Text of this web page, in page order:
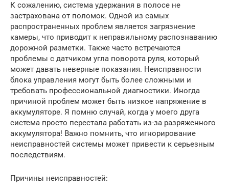
К сожалению, система удержания в полосе не
застрахована от поломок. Одной из самых
распространенных проблем является загрязнение
камеры, что приводит к неправильному распознаванию
дорожной разметки. Также часто встречаются
проблемы с датчиком угла поворота руля, который
может давать неверные показания. Неисправности
блока управления могут быть более сложными и
требовать профессиональной диагностики. Иногда
причиной проблем может быть низкое напряжение в
аккумуляторе. Я помню случай, когда у моего друга
система просто перестала работать из-за разряженного
аккумулятора! Важно помнить, что игнорирование
неисправностей системы может привести к серьезным
последствиям.
Причины неисправностей: